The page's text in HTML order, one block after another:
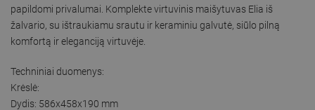
papildomi privalumai. Komplekte virtuvinis maišytuvas Elia iš
žalvario, su ištraukiamu srautu ir keraminiu galvutė, siūlo pilną
komfortą ir eleganciją virtuvėje.
Techniniai duomenys:
Krėslė:
Dydis: 586x458x190 mm